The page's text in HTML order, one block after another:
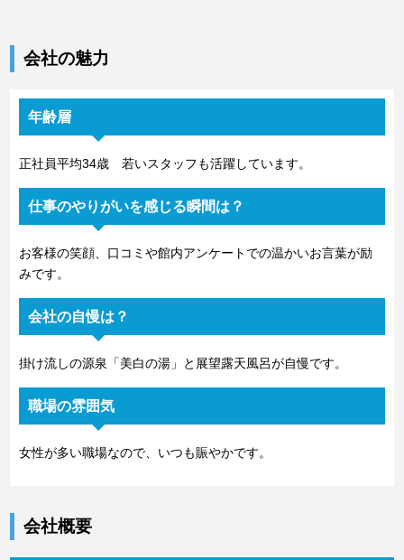
会社の魅力
年齢層
正社員平均34歳 若いスタッフも活躍しています。
仕事のやりがいを感じる瞬間は？
お客様の笑顔、口コミや館内アンケートでの温かいお言葉が励
みです。
会社の自慢は？
掛け流しの源泉「美白の湯」と展望露天風呂が自慢です。
職場の雰囲気
女性が多い職場なので、いつも賑やかです。
会社概要